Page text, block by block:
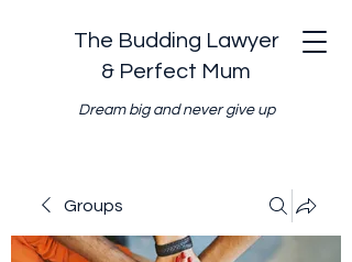
The Budding Lawyer
& Perfect Mum
Dream big and never give up
Groups